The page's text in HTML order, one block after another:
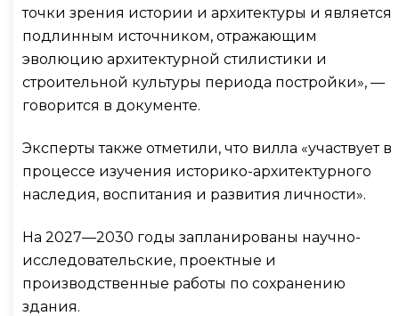
точки зрения истории и архитектуры и является
подлинным источником, отражающим
эволюцию архитектурной стилистики и
строительной культуры периода постройки», —
говорится в документе.
Эксперты также отметили, что вилла «участвует в
процессе изучения историко-архитектурного
наследия, воспитания и развития личности».
На 2027—2030 годы запланированы научно-
исследовательские, проектные и
производственные работы по сохранению
здания.